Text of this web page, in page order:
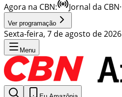
Agora na CBN:
Jornal da CBN·
Ver programação
Sexta-feira, 7 de agosto de 2026
Menu